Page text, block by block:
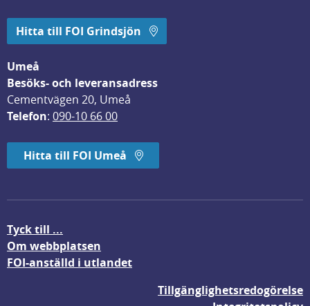
Hitta till FOI Grindsjön
Umeå
Besöks- och leveransadress
Cementvägen 20, Umeå
Telefon: 090-10 66 00
Hitta till FOI Umeå
Tyck till ...
Om webbplatsen
FOI-anställd i utlandet
Tillgänglighetsredogörelse